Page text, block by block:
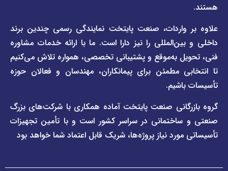
صنعت پایتخت نمایندگی رسمی چندین برند
را نیز دارا است. ما با ارائه خدمات مشاوره
به‌موقع و پشتیبانی تخصصی، همواره تلاش می‌کنیم
مطمئن برای پیمانکاران، مهندسان و فعالان حوزه
صنعت پایتخت آماده همکاری با شرکت‌های بزرگ
در سراسر کشور است و با تأمین تجهیزات
نیاز پروژه‌ها، شریک قابل اعتماد شما خواهد بود
پول